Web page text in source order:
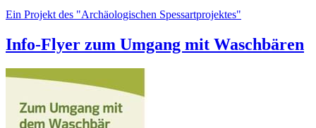
Ein Projekt des "Archäologischen Spessartprojektes"
Info-Flyer zum Umgang mit Waschbären